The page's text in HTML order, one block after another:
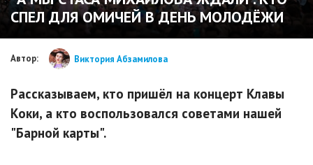
СПЕЛ ДЛЯ ОМИЧЕЙ В ДЕНЬ МОЛОДЁЖИ
Автор: Виктория Абзамилова
Рассказываем, кто пришёл на концерт Клавы
Коки, а кто воспользовался советами нашей
"Барной карты".